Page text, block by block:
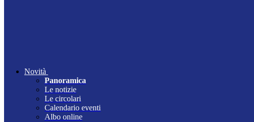
Novità
Panoramica
Le notizie
Le circolari
Calendario eventi
Albo online